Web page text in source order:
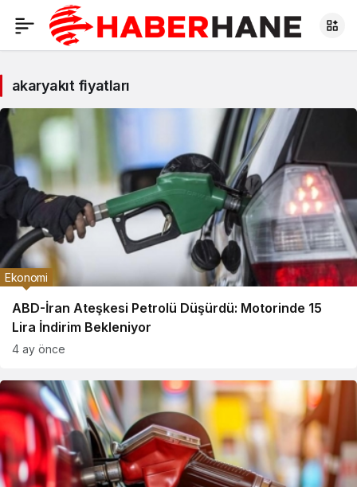
akaryakıt fiyatları
ABD-İran Ateşkesi Petrolü Düşürdü: Motorinde 15
Lira İndirim Bekleniyor
Ekonomi
4 ay önce